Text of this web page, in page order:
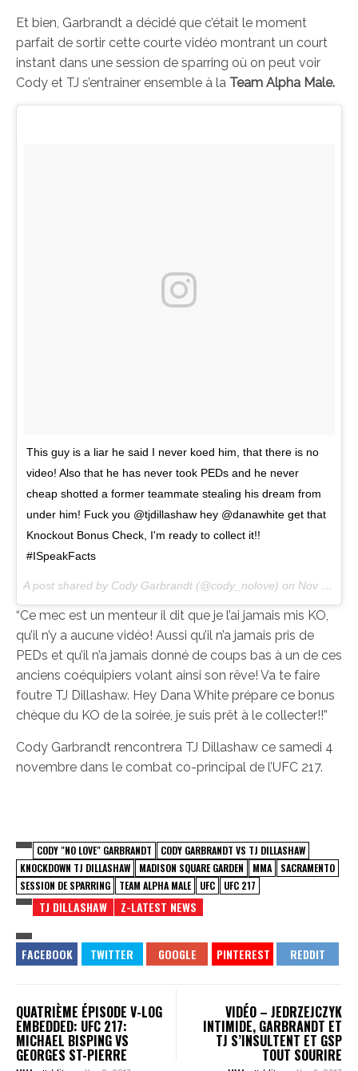
Et bien, Garbrandt a décidé que c’était le moment
parfait de sortir cette courte vidéo montrant un court
instant dans une session de sparring où on peut voir
Cody et TJ s’entrainer ensemble à la Team Alpha Male.
This guy is a liar he said I never koed him, that there is no
video! Also that he has never took PEDs and he never
cheap shotted a former teammate stealing his dream from
under him! Fuck you @tjdillashaw hey @danawhite get that
Knockout Bonus Check, I'm ready to collect it!!
#ISpeakFacts
A post shared by Cody Garbrandt (@cody_nolove) on Nov 2, 2017 at 4:28pm PDT
“Ce mec est un menteur il dit que je l’ai jamais mis KO,
qu’il n’y a aucune vidéo! Aussi qu’il n’a jamais pris de
PEDs et qu’il n’a jamais donné de coups bas à un de ces
anciens coéquipiers volant ainsi son rêve! Va te faire
foutre TJ Dillashaw. Hey Dana White prépare ce bonus
chèque du KO de la soirée, je suis prêt à le collecter!!”
Cody Garbrandt rencontrera TJ Dillashaw ce samedi 4
novembre dans le combat co-principal de l’UFC 217.
CODY "NO LOVE" GARBRANDT
CODY GARBRANDT VS TJ DILLASHAW
KNOCKDOWN TJ DILLASHAW
MADISON SQUARE GARDEN MMA
SACRAMENTO
SESSION DE SPARRING
TEAM ALPHA MALE UFC UFC 217
TJ DILLASHAW Z-LATEST NEWS
QUATRIÈME ÉPISODE V-LOG
EMBEDDED: UFC 217:
MICHAEL BISPING VS
GEORGES ST-PIERRE
VIDÉO – JEDRZEJCZYK
INTIMIDE, GARBRANDT ET
TJ S’INSULTENT ET GSP
TOUT SOURIRE